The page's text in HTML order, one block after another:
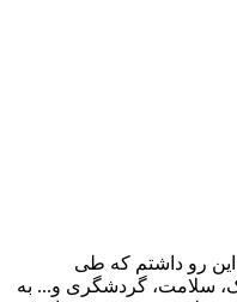
رو داشتم که طی
سلامت، گردشگری و... به